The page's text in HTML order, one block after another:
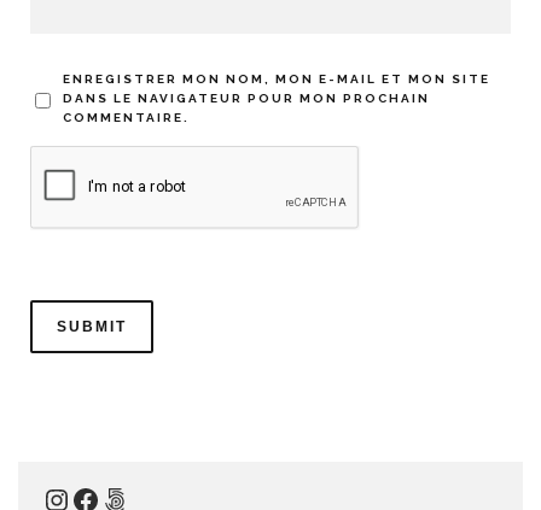
ENREGISTRER MON NOM, MON E-MAIL ET MON SITE
DANS LE NAVIGATEUR POUR MON PROCHAIN
COMMENTAIRE.
Instagram
Facebook
500px